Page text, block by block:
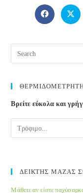
Opens
in
window
in
Βρείτε εύκολα και
ΔΕΙΚΤΗΣ ΜΑΖΑΣ
Μάθετε αν είστε